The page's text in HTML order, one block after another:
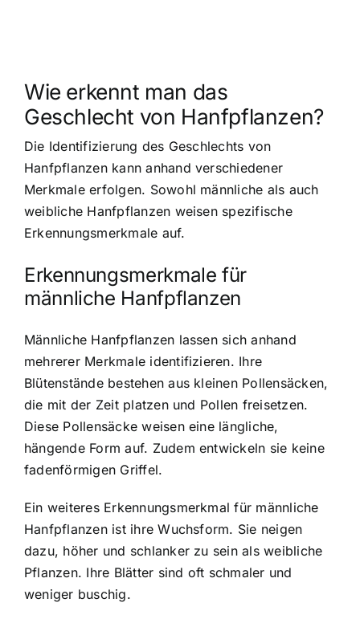
Wie erkennt man das
Geschlecht von Hanfpflanzen?
Die Identifizierung des Geschlechts von
Hanfpflanzen kann anhand verschiedener
Merkmale erfolgen. Sowohl männliche als auch
weibliche Hanfpflanzen weisen spezifische
Erkennungsmerkmale auf.
Erkennungsmerkmale für
männliche Hanfpflanzen
Männliche Hanfpflanzen lassen sich anhand
mehrerer Merkmale identifizieren. Ihre
Blütenstände bestehen aus kleinen Pollensäcken,
die mit der Zeit platzen und Pollen freisetzen.
Diese Pollensäcke weisen eine längliche,
hängende Form auf. Zudem entwickeln sie keine
fadenförmigen Griffel.
Ein weiteres Erkennungsmerkmal für männliche
Hanfpflanzen ist ihre Wuchsform. Sie neigen
dazu, höher und schlanker zu sein als weibliche
Pflanzen. Ihre Blätter sind oft schmaler und
weniger buschig.